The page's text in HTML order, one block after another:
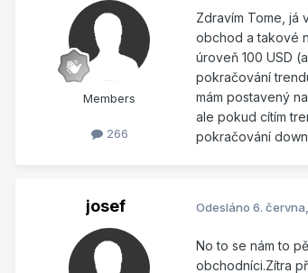
Members
266
Zdravím Tome, já
obchod a takové
úroveň 100 USD
pokračování
mám postavený
ale pokud cítím
pokračování
josef Odesláno 6.
No to se nám to
obchodníci.Zítra